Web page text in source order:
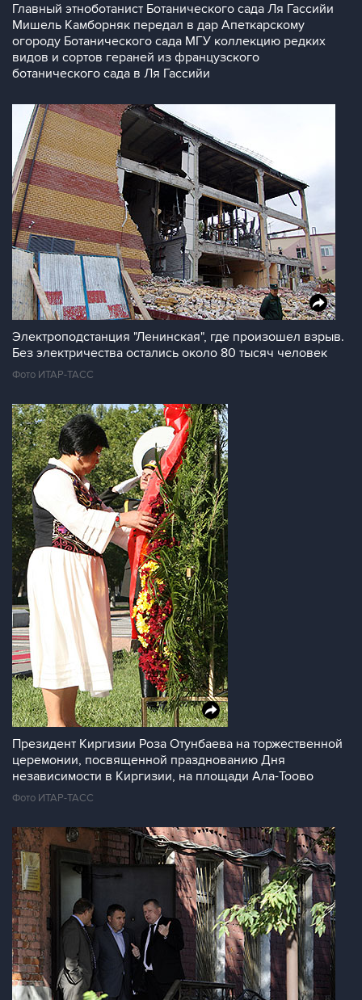
Главный этноботанист Ботанического сада Ля Гассийи
Мишель Камборняк передал в дар Апеткарскому
огороду Ботанического сада МГУ коллекцию редких
видов и сортов гераней из французского
ботанического сада в Ля Гассийи
Электроподстанция "Ленинская", где произошел взрыв.
Без электричества остались около 80 тысяч человек
Фото ИТАР-ТАСС
Президент Киргизии Роза Отунбаева на торжественной
церемонии, посвященной празднованию Дня
независимости в Киргизии, на площади Ала-Тоово
Фото ИТАР-ТАСС